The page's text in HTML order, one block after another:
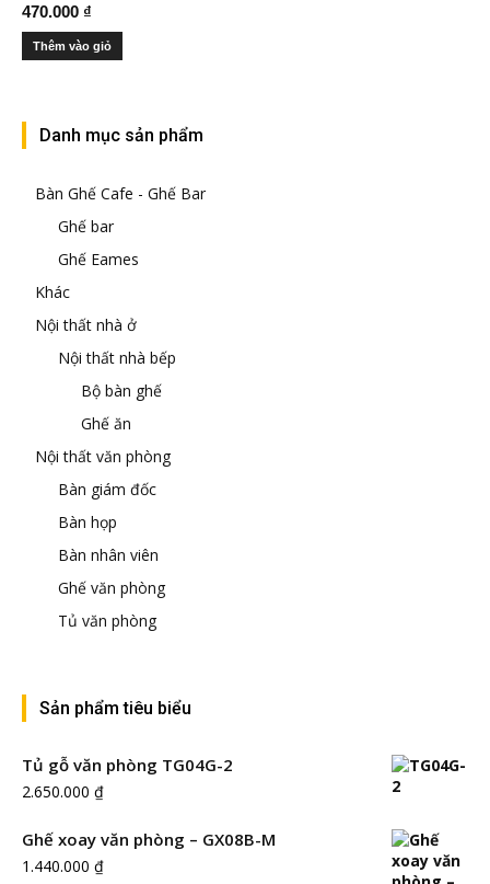
470.000 ₫
Thêm vào giỏ
Danh mục sản phẩm
Bàn Ghế Cafe - Ghế Bar
Ghế bar
Ghế Eames
Khác
Nội thất nhà ở
Nội thất nhà bếp
Bộ bàn ghế
Ghế ăn
Nội thất văn phòng
Bàn giám đốc
Bàn họp
Bàn nhân viên
Ghế văn phòng
Tủ văn phòng
Sản phẩm tiêu biểu
Tủ gỗ văn phòng TG04G-2
2.650.000 ₫
Ghế xoay văn phòng – GX08B-M
1.440.000 ₫